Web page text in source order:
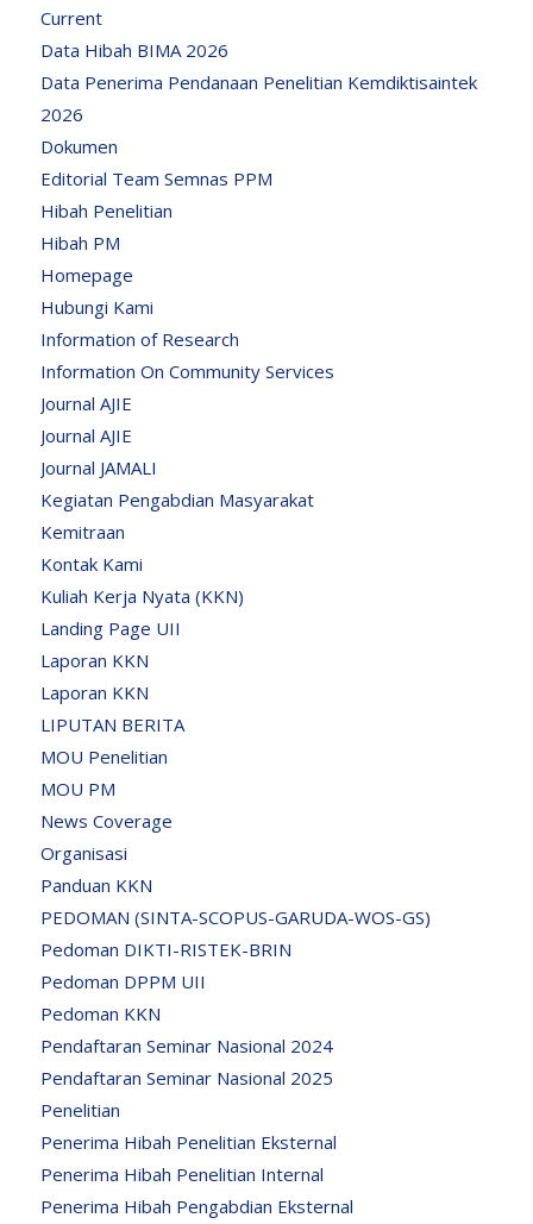
Current
Data Hibah BIMA 2026
Data Penerima Pendanaan Penelitian Kemdiktisaintek
2026
Dokumen
Editorial Team Semnas PPM
Hibah Penelitian
Hibah PM
Homepage
Hubungi Kami
Information of Research
Information On Community Services
Journal AJIE
Journal AJIE
Journal JAMALI
Kegiatan Pengabdian Masyarakat
Kemitraan
Kontak Kami
Kuliah Kerja Nyata (KKN)
Landing Page UII
Laporan KKN
Laporan KKN
LIPUTAN BERITA
MOU Penelitian
MOU PM
News Coverage
Organisasi
Panduan KKN
PEDOMAN (SINTA-SCOPUS-GARUDA-WOS-GS)
Pedoman DIKTI-RISTEK-BRIN
Pedoman DPPM UII
Pedoman KKN
Pendaftaran Seminar Nasional 2024
Pendaftaran Seminar Nasional 2025
Penelitian
Penerima Hibah Penelitian Eksternal
Penerima Hibah Penelitian Internal
Penerima Hibah Pengabdian Eksternal